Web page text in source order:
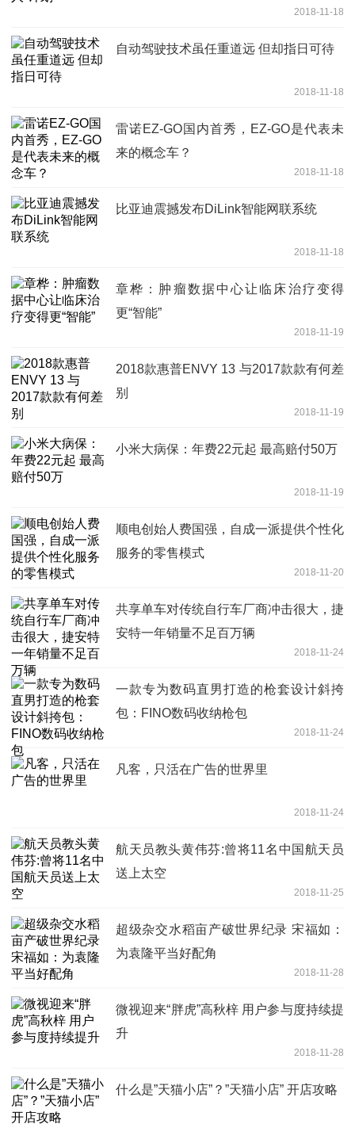
2018-11-18
自动驾驶技术虽任重道远 但却指日可待
2018-11-18
雷诺EZ-GO国内首秀，EZ-GO是代表未
来的概念车？
2018-11-18
比亚迪震撼发布DiLink智能网联系统
2018-11-18
章桦：肿瘤数据中心让临床治疗变得
更“智能”
2018-11-19
2018款惠普ENVY 13 与2017款款有何差
别
2018-11-19
小米大病保：年费22元起 最高赔付50万
2018-11-19
顺电创始人费国强，自成一派提供个性化
服务的零售模式
2018-11-20
共享单车对传统自行车厂商冲击很大，捷
安特一年销量不足百万辆
2018-11-24
一款专为数码直男打造的枪套设计斜挎
包：FINO数码收纳枪包
2018-11-24
凡客，只活在广告的世界里
2018-11-24
航天员教头黄伟芬:曾将11名中国航天员
送上太空
2018-11-25
超级杂交水稻亩产破世界纪录 宋福如：
为袁隆平当好配角
2018-11-28
微视迎来“胖虎”高秋梓 用户参与度持续提
升
2018-11-28
什么是”天猫小店”？”天猫小店” 开店攻略